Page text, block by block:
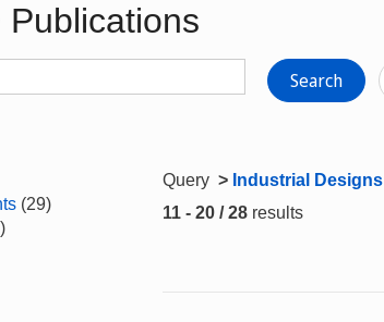
Search
(29)
Query > Industrial Designs
11 - 20 / 28 results